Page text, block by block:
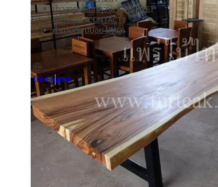
ข่าวสารและบทความ (ARTICLE)
ติดต่อเรา (CONTACT)
คำถามที่พบบ่อย (FAQ)
English
ไทย